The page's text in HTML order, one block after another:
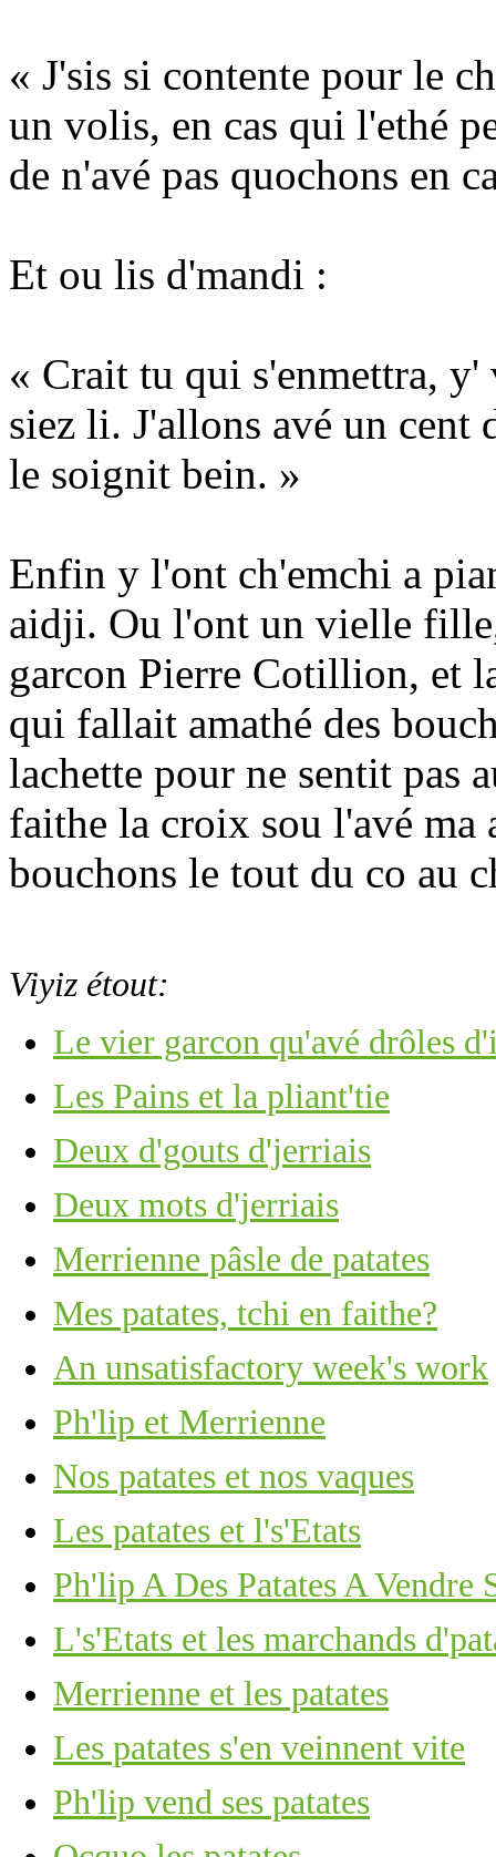
« J'sis si contente pour le
un volis, en cas qui l'ethé
de n'avé pas quochons en
Et ou lis d'mandi :
« Crait tu qui s'enmettra, y'
siez li. J'allons avé un cent
le soignit bein. »
Enfin y l'ont ch'emchi a
aidji. Ou l'ont un vielle
garcon Pierre Cotillion, et
qui fallait amathé des
lachette pour ne sentit pas
faithe la croix sou l'avé ma
bouchons le tout du co au
Viyiz étout:
Le vier garcon qu'avé drôles
Les Pains et la pliant'tie
Deux d'gouts d'jerriais
Deux mots d'jerriais
Merrienne pâsle de patates
Mes patates, tchi en faithe?
An unsatisfactory week's work
Ph'lip et Merrienne
Nos patates et nos vaques
Les patates et l's'Etats
Ph'lip A Des Patates A Vendre
L's'Etats et les marchands
Merrienne et les patates
Les patates s'en veinnent vite
Ph'lip vend ses patates